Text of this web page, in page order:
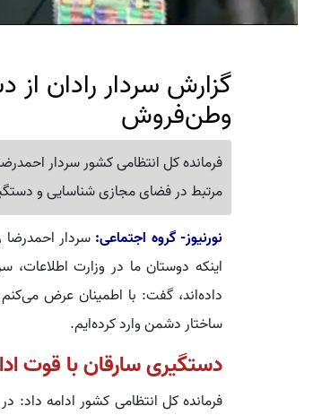
گزارش سردار رادان
وطن‌فروش
مرتبط در فضای مجازی شناسایی و
نورنیوز- گروه اجتماعی: سردار
اینکه دوستان ما در وزارت اطلاعات،
داده‌اند، گفت: با اطمینان عرض
ساختار دشمن وارد کرده‌ایم.
دستگیری سارقان با قوت
فرمانده کل انتظامی کشور ادامه داد: